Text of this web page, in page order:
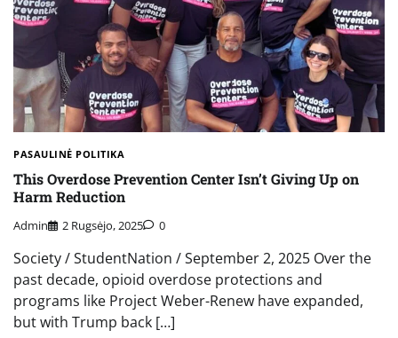
PASAULINĖ POLITIKA
This Overdose Prevention Center Isn’t Giving Up on
Harm Reduction
Admin 2 Rugsėjo, 2025 0
Society / StudentNation / September 2, 2025 Over the
past decade, opioid overdose protections and
programs like Project Weber-Renew have expanded,
but with Trump back […]